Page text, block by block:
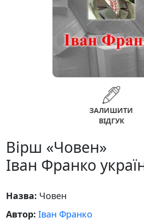
ЗАЛИШИТИ
ВІДГУК
Вірш «Човен»
Іван Франко
Назва: Човен
Автор: Іван Франко